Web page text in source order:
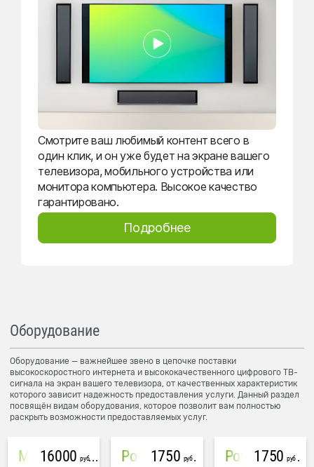
Смотрите ваш любимый контент всего в
один клик, и он уже будет на экране вашего
телевизора, мобильного устройства или
монитора компьютера. Высокое качество
гарантировано.
Подробнее
Оборудование
Оборудование — важнейшее звено в цепочке поставки
высокоскоростного интернета и высококачественного цифрового ТВ-
сигнала на экран вашего телевизора, от качественных характеристик
которого зависит надежность предоставления услуги. Данный раздел
посвящён видам оборудования, которое позволит вам полностью
раскрыть возможности предоставляемых услуг.
Mesh система TP-Link Deco M4 (3 устройства)
16000 руб PowerLine Tenda PH6
1750 руб PowerLine TP-Link AV600
1750 руб